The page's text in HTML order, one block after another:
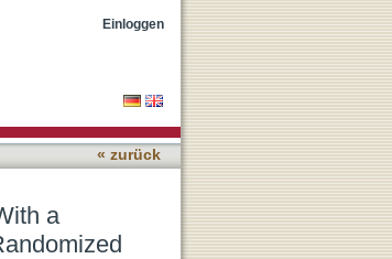
Approach:
Einloggen
« zurück
a